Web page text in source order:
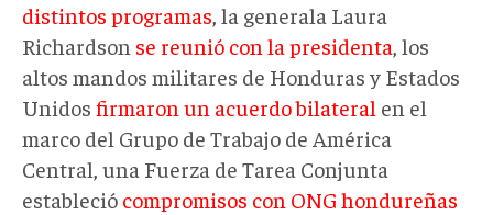
distintos programas, la generala Laura
Richardson se reunió con la presidenta, los
altos mandos militares de Honduras y Estados
Unidos firmaron un acuerdo bilateral en el
marco del Grupo de Trabajo de América
Central, una Fuerza de Tarea Conjunta
estableció compromisos con ONG hondureñas